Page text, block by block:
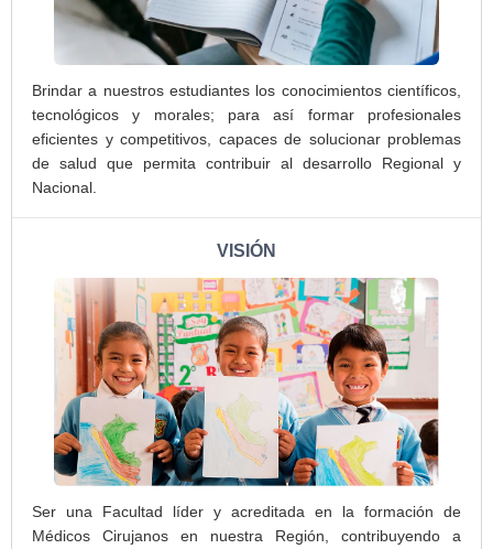
Brindar a nuestros estudiantes los conocimientos científicos,
tecnológicos y morales; para así formar profesionales
eficientes y competitivos, capaces de solucionar problemas
de salud que permita contribuir al desarrollo Regional y
Nacional.
VISIÓN
Ser una Facultad líder y acreditada en la formación de
Médicos Cirujanos en nuestra Región, contribuyendo a